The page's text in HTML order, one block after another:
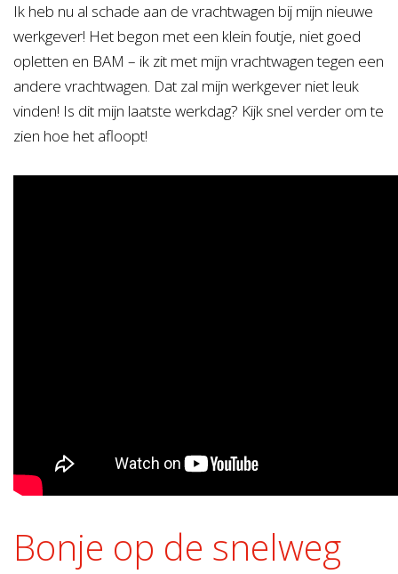
Ik heb nu al schade aan de vrachtwagen bij mijn nieuwe
werkgever! Het begon met een klein foutje, niet goed
opletten en BAM – ik zit met mijn vrachtwagen tegen een
andere vrachtwagen. Dat zal mijn werkgever niet leuk
vinden! Is dit mijn laatste werkdag? Kijk snel verder om te
zien hoe het afloopt!
Bonje op de snelweg